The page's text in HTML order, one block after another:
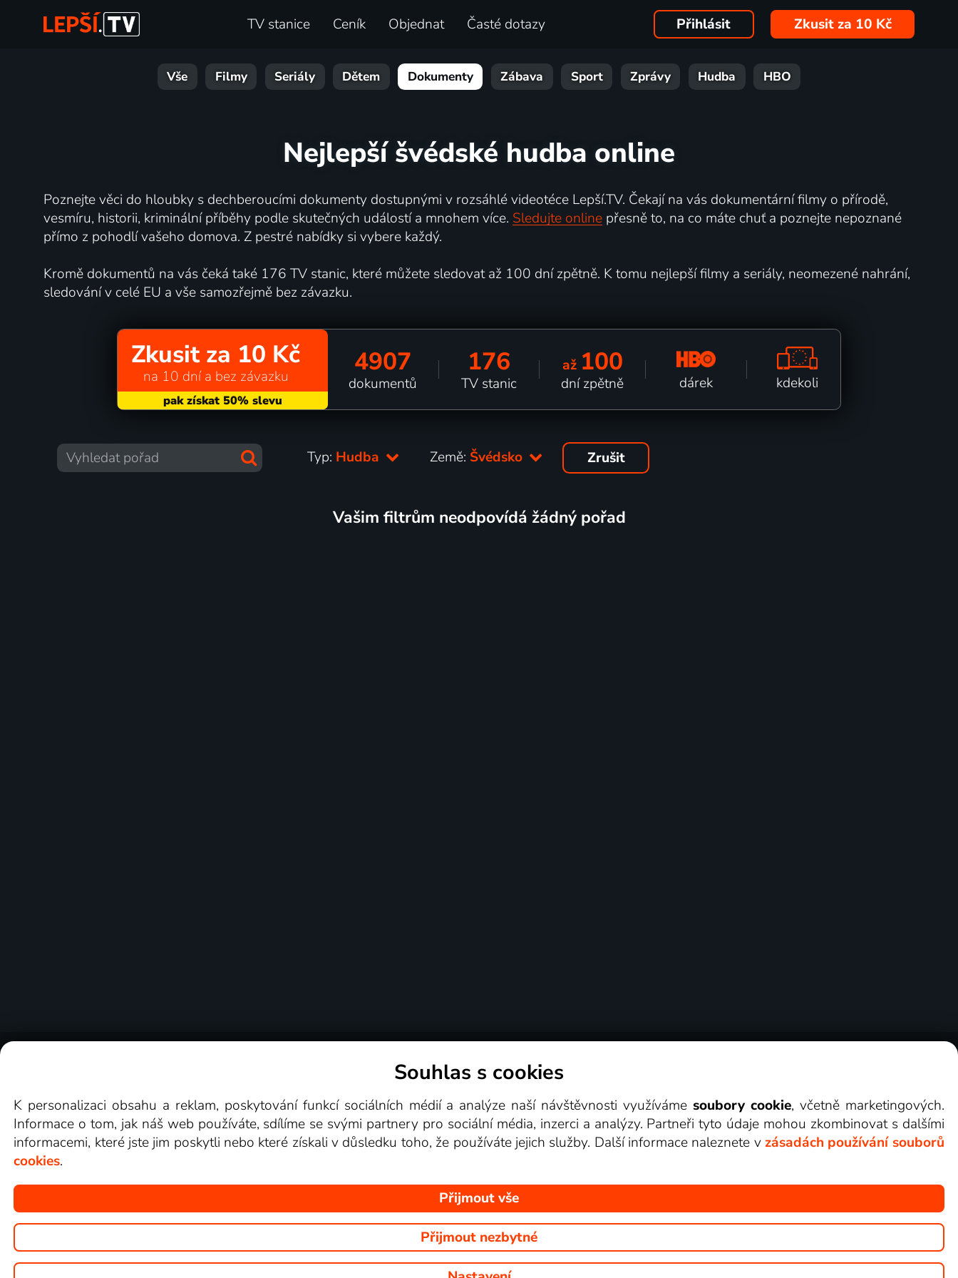
TV stanice Ceník Objednat Časté dotazy Přihlásit Zkusit za 10 Kč
Vše Filmy Seriály Dětem Dokumenty Zábava Sport Zprávy Hudba HBO
Nejlepší švédské hudba online
Poznejte věci do hloubky s dechberoucími dokumenty dostupnými v rozsáhlé videotéce Lepší.TV. Čekají na vás dokumentární filmy o přírodě,
vesmíru, historii, kriminální příběhy podle skutečných událostí a mnohem více. Sledujte onlinepřesně to, na co máte chuť a poznejte nepoznané
přímo z pohodlí vašeho domova. Z pestré nabídky si vybere každý.
Kromě dokumentů na vás čeká také 176 TV stanic, které můžete sledovat až 100 dní zpětně. K tomu nejlepší filmy a seriály, neomezené nahrání,
sledování v celé EU a vše samozřejmě bez závazku.
Zkusit za 10 Kč
na 10 dní a bez závazku 4907
dokumentů
176
TV stanic
až 100
dní zpětně dárek kdekoli
Typ: Hudba Země: Švédsko Zrušit
Vašim filtrům neodpovídá žádný pořad
Videotéka
Copyright © goNET s.r.o. Na tomto webu jsou zobrazovány obrázky z pořadů TV stanic, které můžete sledovat v Lepší.TV.
Souhlas s cookies
K personalizaci obsahu a reklam, poskytování funkcí sociálních médií a analýze naší návštěvnosti využívámesoubory cookie, včetně marketingových.
Informace o tom, jak náš web používáte, sdílíme se svými partnery pro sociální média, inzerci a analýzy. Partneři tyto údaje mohou zkombinovat s dalšími
informacemi, které jste jim poskytli nebo které získali v důsledku toho, že používáte jejich služby. Další informace naleznete v zásadách používání souborů
cookies.
Přijmout vše
Přijmout nezbytné